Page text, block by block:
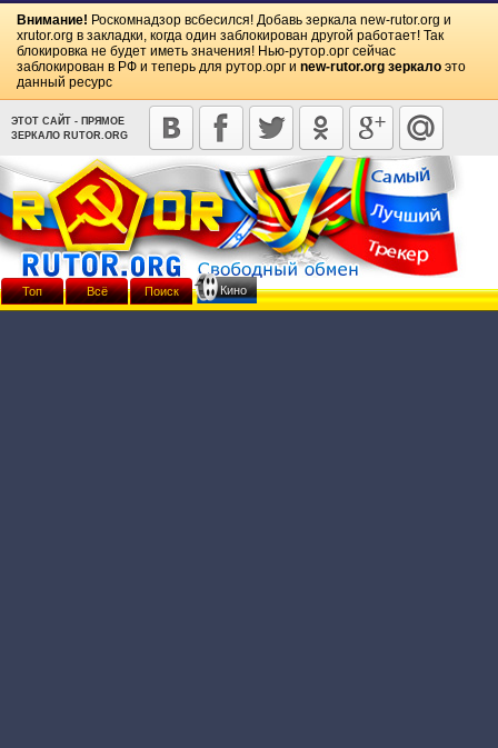
Внимание! Роскомнадзор всбесился! Добавь зеркала new-rutor.org и
xrutor.org в закладки, когда один заблокирован другой работает! Так
блокировка не будет иметь значения! Нью-рутор.орг сейчас
заблокирован в РФ и теперь для рутор.орг и new-rutor.org зеркало это
данный ресурс
ЭТОТ САЙТ - ПРЯМОЕ
ЗЕРКАЛО RUTOR.ORG